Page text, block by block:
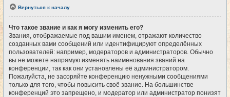
Вернуться к началу
Что такое звание и как я могу изменить его?
Звания, отображаемые под вашим именем, отражают количество
созданных вами сообщений или идентифицируют определённых
пользователей: например, модераторов и администраторов. Обычно
вы не можете напрямую изменять наименования званий на
конференции, так как они установлены её администратором.
Пожалуйста, не засоряйте конференцию ненужными сообщениями
только для того, чтобы повысить своё звание. На большинстве
конференций это запрещено, и модератор или администратор понизят